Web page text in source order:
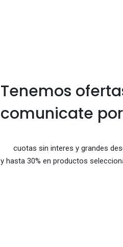
Tenemos
comunicate
cuotas sin interes y grandes
y hasta 30% en productos